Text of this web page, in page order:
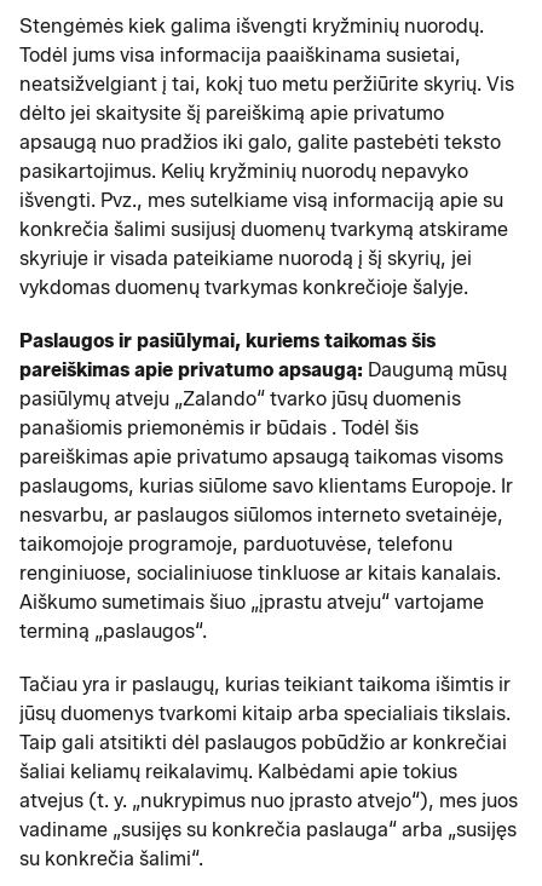
Stengėmės kiek galima išvengti kryžminių nuorodų.
Todėl jums visa informacija paaiškinama susietai,
neatsižvelgiant į tai, kokį tuo metu peržiūrite skyrių. Vis
dėlto jei skaitysite šį pareiškimą apie privatumo
apsaugą nuo pradžios iki galo, galite pastebėti teksto
pasikartojimus. Kelių kryžminių nuorodų nepavyko
išvengti. Pvz., mes sutelkiame visą informaciją apie su
konkrečia šalimi susijusį duomenų tvarkymą atskirame
skyriuje ir visada pateikiame nuorodą į šį skyrių, jei
vykdomas duomenų tvarkymas konkrečioje šalyje.
Paslaugos ir pasiūlymai, kuriems taikomas šis
pareiškimas apie privatumo apsaugą: Daugumą mūsų
pasiūlymų atveju „Zalando“ tvarko jūsų duomenis
panašiomis priemonėmis ir būdais . Todėl šis
pareiškimas apie privatumo apsaugą taikomas visoms
paslaugoms, kurias siūlome savo klientams Europoje. Ir
nesvarbu, ar paslaugos siūlomos interneto svetainėje,
taikomojoje programoje, parduotuvėse, telefonu
renginiuose, socialiniuose tinkluose ar kitais kanalais.
Aiškumo sumetimais šiuo „įprastu atveju“ vartojame
terminą „paslaugos“.
Tačiau yra ir paslaugų, kurias teikiant taikoma išimtis ir
jūsų duomenys tvarkomi kitaip arba specialiais tikslais.
Taip gali atsitikti dėl paslaugos pobūdžio ar konkrečiai
šaliai keliamų reikalavimų. Kalbėdami apie tokius
atvejus (t. y. „nukrypimus nuo įprasto atvejo“), mes juos
vadiname „susijęs su konkrečia paslauga“ arba „susijęs
su konkrečia šalimi“.